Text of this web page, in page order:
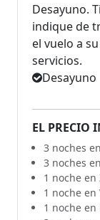
Desayuno.
indique de
el vuelo a
servicios.
Desayuno
EL PRECIO
3 noches
3 noches
1 noche en
1 noche en
1 noche en